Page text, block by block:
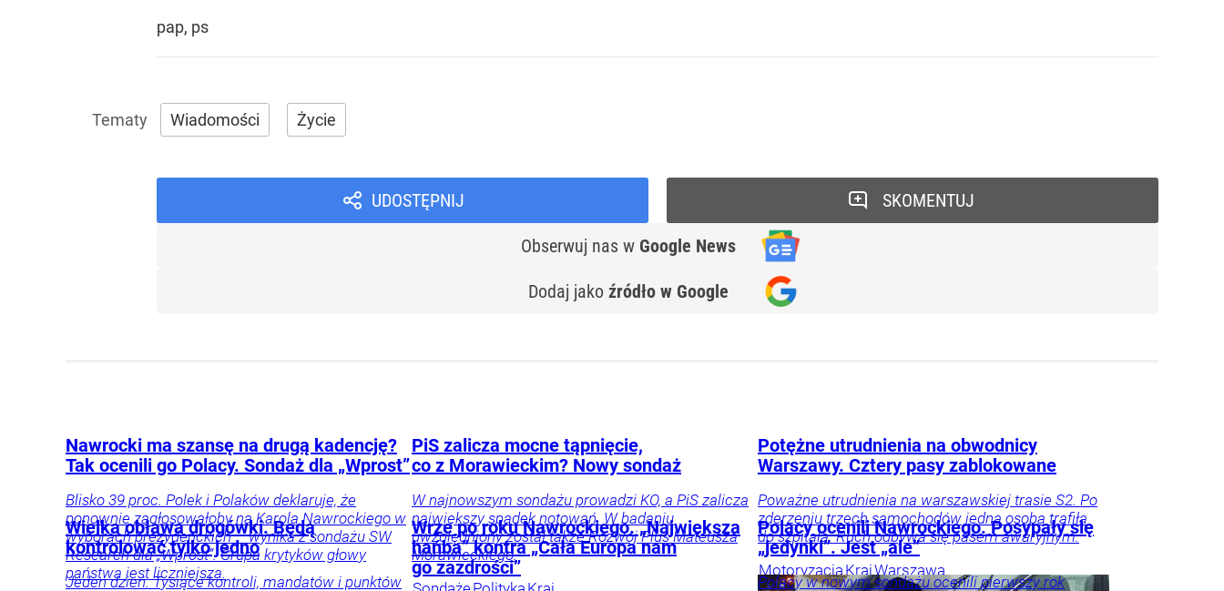
pap, ps
Wiadomości Życie
UDOSTĘPNIJ
Obserwuj nas w Google News
Dodaj jako źródło w Google
SKOMENTUJ
Nawrocki ma szansę na drugą kadencję?
Tak ocenili go Polacy. Sondaż dla „Wprost”
Blisko 39 proc. Polek i Polaków deklaruje, że
ponownie zagłosowałoby na Karola Nawrockiego w
wyborach prezydenckich – wynika z sondażu SW
Research dla „Wprost”. Grupa krytyków głowy
państwa jest liczniejsza.
PiS zalicza mocne tąpnięcie,
co z Morawieckim? Nowy sondaż
W najnowszym sondażu prowadzi KO, a PiS zalicza
największy spadek notowań. W badaniu
uwzględniony został także Rozwój Plus Mateusza
Morawieckiego.
Potężne utrudnienia na obwodnicy
Warszawy. Cztery pasy zablokowane
Poważne utrudnienia na warszawskiej trasie S2. Po
zderzeniu trzech samochodów jedna osoba trafiła
do szpitala. Ruch odbywa się pasem awaryjnym.
MotoryzacjaKrajWarszawa
Wielka obława drogówki. Będą
kontrolować tylko jedno
Jeden dzień. Tysiące kontroli, mandatów i punktów
Wrze po roku Nawrockiego. „Największa
hańba” kontra „Cała Europa nam
go zazdrości”
Polacy ocenili Nawrockiego. Posypały się
„jedynki”. Jest „ale”
Polacy w nowym sondażu ocenili pierwszy rok